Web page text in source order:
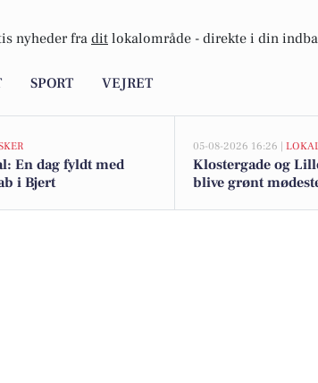
nyheder fra dit lokalområde - direkte i din
SPORT VEJRET
En dag fyldt med
i Bjert
05-08-2026 16:26 |
Klostergade og
blive grønt